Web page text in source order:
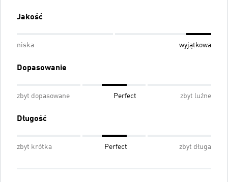
Jakość
niska wyjątkowa
Dopasowanie
zbyt dopasowane Perfect zbyt luźne
Długość
zbyt krótka Perfect zbyt długa